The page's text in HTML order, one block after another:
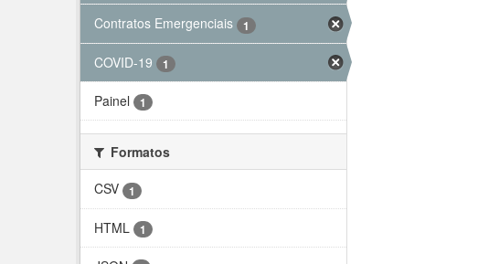
Contratos Emergenciais 1
COVID-19 1
Painel 1
Formatos
CSV
1
HTML 1